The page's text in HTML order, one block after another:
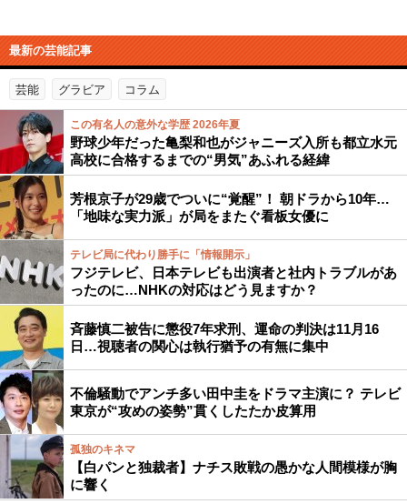
最新の芸能記事
芸能 グラビア コラム
この有名人の意外な学歴 2026年夏
野球少年だった亀梨和也がジャニーズ入所も都立水元
高校に合格するまでの“男気”あふれる経緯
芳根京子が29歳でついに“覚醒”！ 朝ドラから10年…
「地味な実力派」が局をまたぐ看板女優に
テレビ局に代わり勝手に「情報開示」
フジテレビ、日本テレビも出演者と社内トラブルがあ
ったのに…NHKの対応はどう見ますか？
斉藤慎二被告に懲役7年求刑、運命の判決は11月16
日…視聴者の関心は執行猶予の有無に集中
不倫騒動でアンチ多い田中圭をドラマ主演に？ テレビ
東京が“攻めの姿勢”貫くしたたか皮算用
孤独のキネマ
【白パンと独裁者】ナチス敗戦の愚かな人間模様が胸
に響く